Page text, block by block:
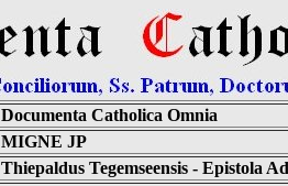
Documenta Catholica Omnia
MIGNE JP
Thiepaldus Tegemseensis - Epistola